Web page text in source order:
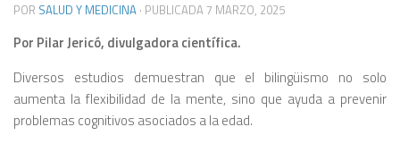
POR SALUD Y MEDICINA · PUBLICADA7 MARZO, 2025
Por Pilar Jericó, divulgadora científica.
Diversos estudios demuestran que el bilingüismo no solo
aumenta la flexibilidad de la mente, sino que ayuda a prevenir
problemas cognitivos asociados a la edad.